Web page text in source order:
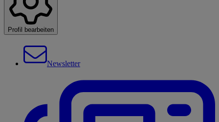
Profil bearbeiten
Newsletter